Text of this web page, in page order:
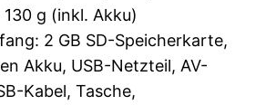
g (inkl. Akku)
2 GB SD-Speicherkarte,
Akku, USB-Netzteil, AV-
Kabel, Tasche,